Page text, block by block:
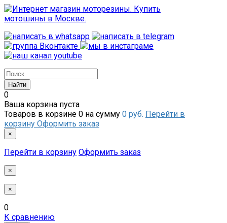
0
Ваша корзина пуста
Товаров в корзине 0 на сумму 0 руб. Перейти в
корзину Оформить заказ
×
Перейти в корзину Оформить заказ
×
×
0
К сравнению